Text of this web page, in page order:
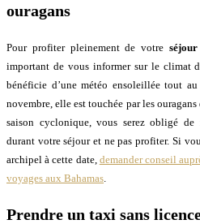
ouragans
Pour profiter pleinement de votre
important de vous informer sur le climat
bénéficie d’une météo ensoleillée tout
novembre, elle est touchée par les
saison cyclonique, vous serez obligé de
durant votre séjour et ne pas profiter. Si
archipel à cette date, demander conseil
voyages aux Bahamas
Prendre un taxi sans